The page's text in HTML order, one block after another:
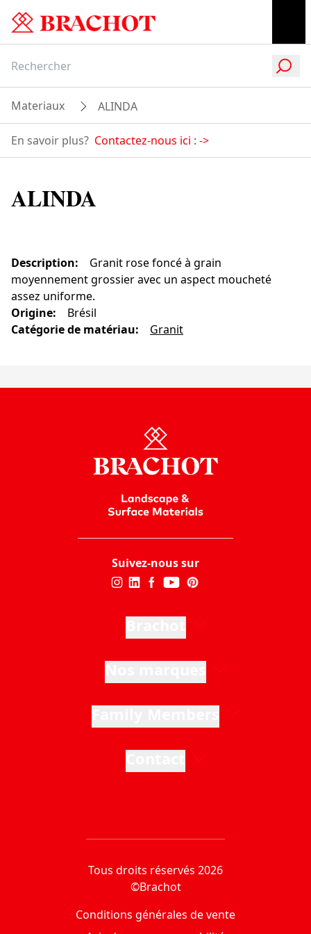
Materiaux ALINDA
En savoir plus? Contactez-nous ici : ->
ALINDA
Description:
Granit rose foncé à grain
moyennement grossier avec un aspect moucheté
assez uniforme.
Origine:
Brésil
Catégorie de matériau: Granit
Suivez-nous sur
Tous droits réservés 2026
©Brachot
Conditions générales de vente